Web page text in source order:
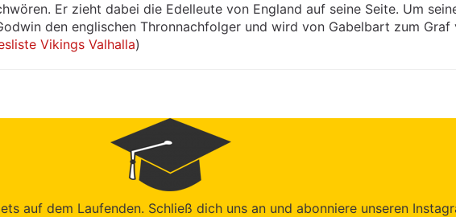
Er zieht dabei die Edelleute von England auf seine Seite. Um
den englischen Thronnachfolger und wird von Gabelbart zum Graf
Vikings Valhalla)
auf dem Laufenden. Schließ dich uns an und abonniere unseren